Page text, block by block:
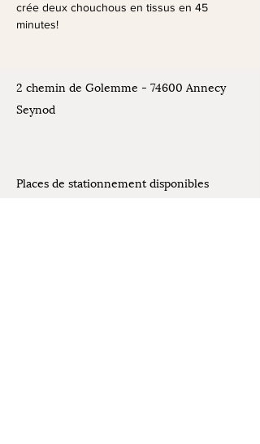
crée deux chouchous en tissus en 45
minutes!
2 chemin de Golemme - 74600 Annecy
Seynod
Places de stationnement disponibles